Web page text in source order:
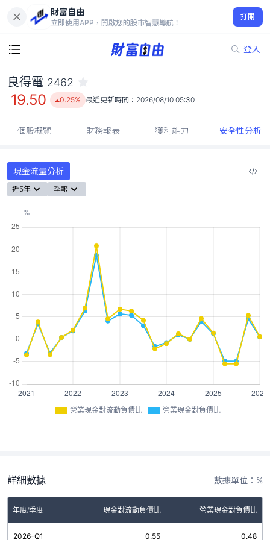
財富自由
立即使用APP，開啟您的股市智慧導航！
打開
登入
19.50
0.25%
良得電 2462
19.50 0.25% 最近更新時間： 2026/08/10 05:30
個股概覽 財務報表 獲利能力 安全性分析
現金流量分析
近5年 季報
營業現金對流動負債比 營業現金對負債比
詳細數據 數據單位：%
年度/季度 營業現金對流動負債比 營業現金對負債比
2026-Q1 0.55 0.48